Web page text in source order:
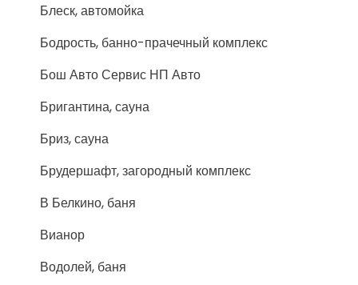
Блеск, автомойка
Бодрость, банно-прачечный комплекс
Бош Авто Сервис НП Авто
Бригантина, сауна
Бриз, сауна
Брудершафт, загородный комплекс
В Белкино, баня
Вианор
Водолей, баня